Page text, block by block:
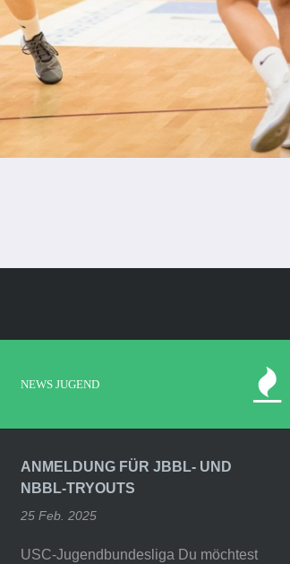
NEWS JUGEND
ANMELDUNG FÜR JBBL- UND
NBBL-TRYOUTS
25 Feb. 2025
USC-Jugendbundesliga Du möchtest